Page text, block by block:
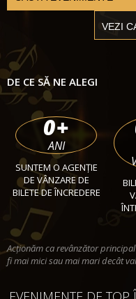
DE CE SĂ NE ALEGI
0+
ANI
SUNTEM O AGENȚIE
DE VÂNZARE DE
BILETE DE ÎNCREDERE
Acționăm ca revânzător
fi mai mici sau mai mari decât